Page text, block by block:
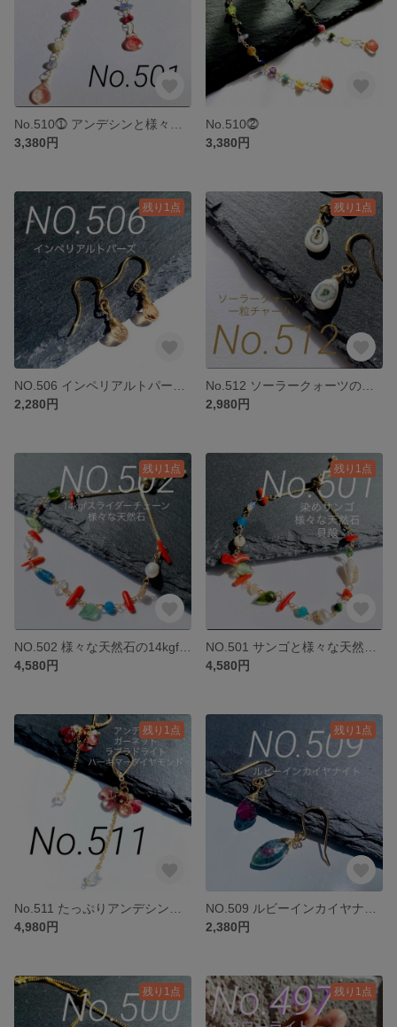
3,380円
No.510⓶
3,380円
残り1点
2,280円
残り1点
2,980円
残り1点
4,580円
残り1点
4,580円
残り1点
4,980円
残り1点
2,380円
残り1点 残り1点